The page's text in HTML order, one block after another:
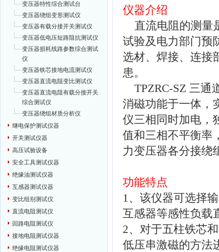
变压器特性综合测试台
变压器绕组变形测试仪
变压器有载分接开关测试仪
变压器低电压短路阻抗测试仪
变压器损耗线路参数综合测试
仪
变压器铁芯接地电流测试仪
变压器直流电阻变比测试仪
变压器直流电阻有载分接开关
综合测试仪
变压器绕组材质分析仪
继电保护测试仪器
开关测试仪器
高压试验设备
安全工具测试仪器
绝缘油测试仪器
互感器测试仪器
变比组别测试仪
直流电阻测试仪
回路电阻测试仪
接地电阻测试仪器
绝缘电阻测试仪器
仪器介绍
直流电阻的测量
试验及电力部门预
选材、焊接、连接
患。
TPZRC-SZ 三通
消磁功能于一体，
仪三相同时加电，
值和三相不平衡率
力变压器各分接绕
功能特点
1、该仪器可选择
互感器等感性负载
2、对于五柱铁芯
低压串激磁的方法